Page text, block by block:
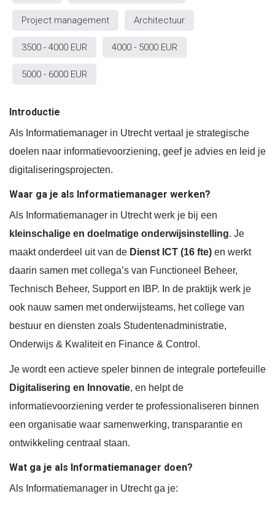
Project management Architectuur
3500 - 4000 EUR 4000 - 5000 EUR
5000 - 6000 EUR
Introductie
Als Informatiemanager in Utrecht vertaal je strategische
doelen naar informatievoorziening, geef je advies en leid je
digitaliseringsprojecten.
Waar ga je als Informatiemanager werken?
Als Informatiemanager in Utrecht werk je bij een
kleinschalige en doelmatige onderwijsinstelling. Je
maakt onderdeel uit van de Dienst ICT (16 fte) en werkt
daarin samen met collega’s van Functioneel Beheer,
Technisch Beheer, Support en IBP. In de praktijk werk je
ook nauw samen met onderwijsteams, het college van
bestuur en diensten zoals Studentenadministratie,
Onderwijs & Kwaliteit en Finance & Control.
Je wordt een actieve speler binnen de integrale portefeuille
Digitalisering en Innovatie, en helpt de
informatievoorziening verder te professionaliseren binnen
een organisatie waar samenwerking, transparantie en
ontwikkeling centraal staan.
Wat ga je als Informatiemanager doen?
Als Informatiemanager in Utrecht ga je: